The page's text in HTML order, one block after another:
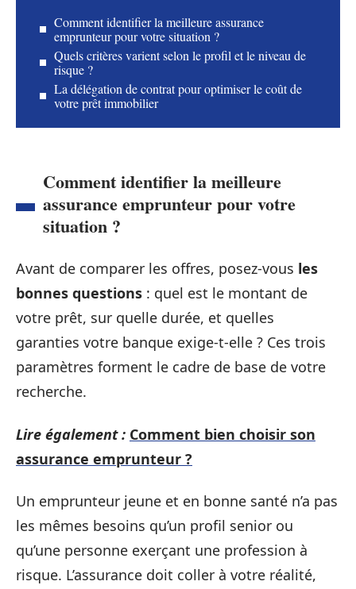
Comment identifier la meilleure assurance
emprunteur pour votre situation ?
Quels critères varient selon le profil et le niveau de
risque ?
La délégation de contrat pour optimiser le coût de
votre prêt immobilier
Comment identifier la meilleure
assurance emprunteur pour votre
situation ?
Avant de comparer les offres, posez-vous les
bonnes questions : quel est le montant de
votre prêt, sur quelle durée, et quelles
garanties votre banque exige-t-elle ? Ces trois
paramètres forment le cadre de base de votre
recherche.
Lire également : Comment bien choisir son
assurance emprunteur ?
Un emprunteur jeune et en bonne santé n’a pas
les mêmes besoins qu’un profil senior ou
qu’une personne exerçant une profession à
risque. L’assurance doit coller à votre réalité,